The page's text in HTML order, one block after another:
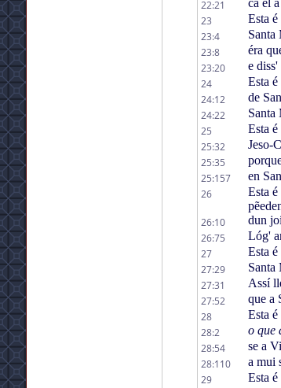
22:21
ca el
23
Esta
23:4
Santa
23:8
éra
23:20
e
24
Esta
24:12
de
24:22
Santa
25
Esta
25:32
Jeso-
25:35
25:157
en
26
Esta
26:10
dun
26:75
Lóg'
27
Esta
27:29
Santa
27:31
Assí
27:52
que a
28
Esta
28:2
o que
28:54
se a
28:110
a mui
29
Esta